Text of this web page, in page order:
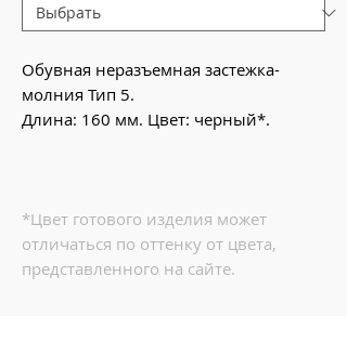
Обувная неразъемная застежка-
молния Тип 5.
Длина: 160 мм. Цвет: черный*.
*Цвет готового изделия может
отличаться по оттенку от цвета,
представленного на сайте.